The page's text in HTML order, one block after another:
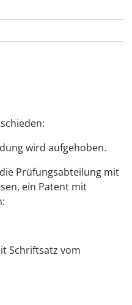
wird aufgehoben.
Prüfungsabteilung mit
ein Patent mit
Schriftsatz vom